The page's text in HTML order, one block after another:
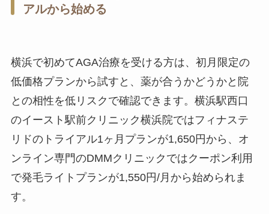
アルから始める
横浜で初めてAGA治療を受ける方は、初月限定の
低価格プランから試すと、薬が合うかどうかと院
との相性を低リスクで確認できます。横浜駅西口
のイースト駅前クリニック横浜院ではフィナステ
リドのトライアル1ヶ月プランが1,650円から、オ
ンライン専門のDMMクリニックではクーポン利用
で発毛ライトプランが1,550円/月から始められま
す。